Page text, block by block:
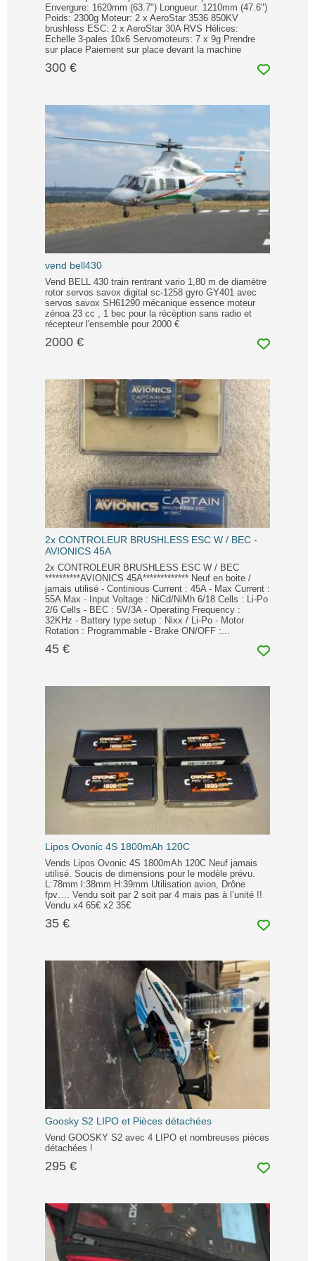
Envergure: 1620mm (63.7") Longueur: 1210mm (47.6")
Poids: 2300g Moteur: 2 x AeroStar 3536 850KV
brushless ESC: 2 x AeroStar 30A RVS Hélices:
Echelle 3-pales 10x6 Servomoteurs: 7 x 9g Prendre
sur place Paiement sur place devant la machine
300 €
vend bell430
Vend BELL 430 train rentrant vario 1,80 m de diamètre
rotor servos savox digital sc-1258 gyro GY401 avec
servos savox SH61290 mécanique essence moteur
zénoa 23 cc , 1 bec pour la récèption sans radio et
récepteur l'ensemble pour 2000 €
2000 €
2x CONTROLEUR BRUSHLESS ESC W / BEC -
AVIONICS 45A
2x CONTROLEUR BRUSHLESS ESC W / BEC
**********AVIONICS 45A************* Neuf en boite /
jamais utilisé - Continious Current : 45A - Max Current :
55A Max - Input Voltage : NiCd/NiMh 6/18 Cells : Li-Po
2/6 Cells - BEC : 5V/3A - Operating Frequency :
32KHz - Battery type setup : Nixx / Li-Po - Motor
Rotation : Programmable - Brake ON/OFF :...
45 €
Lipos Ovonic 4S 1800mAh 120C
Vends Lipos Ovonic 4S 1800mAh 120C Neuf jamais
utilisé. Soucis de dimensions pour le modèle prévu.
L:78mm l:38mm H:39mm Utilisation avion, Drône
fpv…. Vendu soit par 2 soit par 4 mais pas à l’unité !!
Vendu x4 65€ x2 35€
35 €
Goosky S2 LIPO et Pièces détachées
Vend GOOSKY S2 avec 4 LIPO et nombreuses pièces
détachées !
295 €